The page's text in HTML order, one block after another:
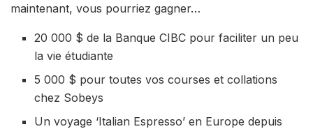
maintenant, vous pourriez gagner…
20 000 $ de la Banque CIBC pour faciliter un peu
la vie étudiante
5 000 $ pour toutes vos courses et collations
chez Sobeys
Un voyage ‘Italian Espresso’ en Europe depuis